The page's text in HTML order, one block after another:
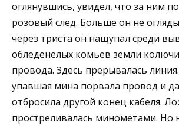
оглянувшись, увидел, что за ним по
розовый след. Больше он не
через триста он нащупал среди
обледенелых комьев земли
провода. Здесь прерывалась
упавшая мина порвала провод и
отбросила другой конец кабеля.
простреливалась минометами. Но